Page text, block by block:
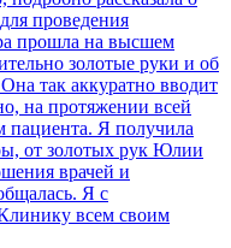
проведения
прошла на высшем
золотые руки и об
так аккуратно вводит
на протяжении всей
пациента. Я получила
от золотых рук Юлии
врачей и
Я с
всем своим